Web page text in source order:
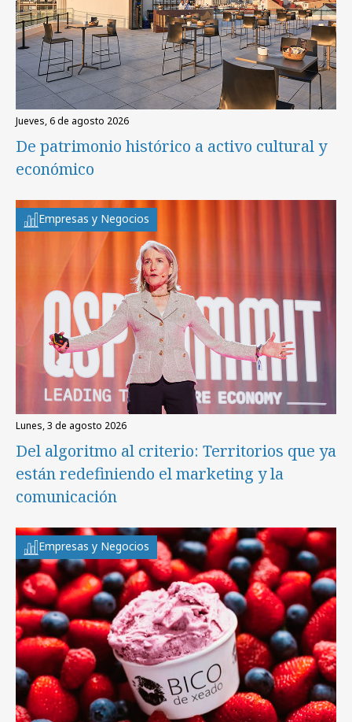
jueves, 6 de agosto 2026
De patrimonio histórico a activo cultural y
económico
Empresas y Negocios
lunes, 3 de agosto 2026
Del algoritmo al criterio: Territorios que ya
están redefiniendo el marketing y la
comunicación
Empresas y Negocios